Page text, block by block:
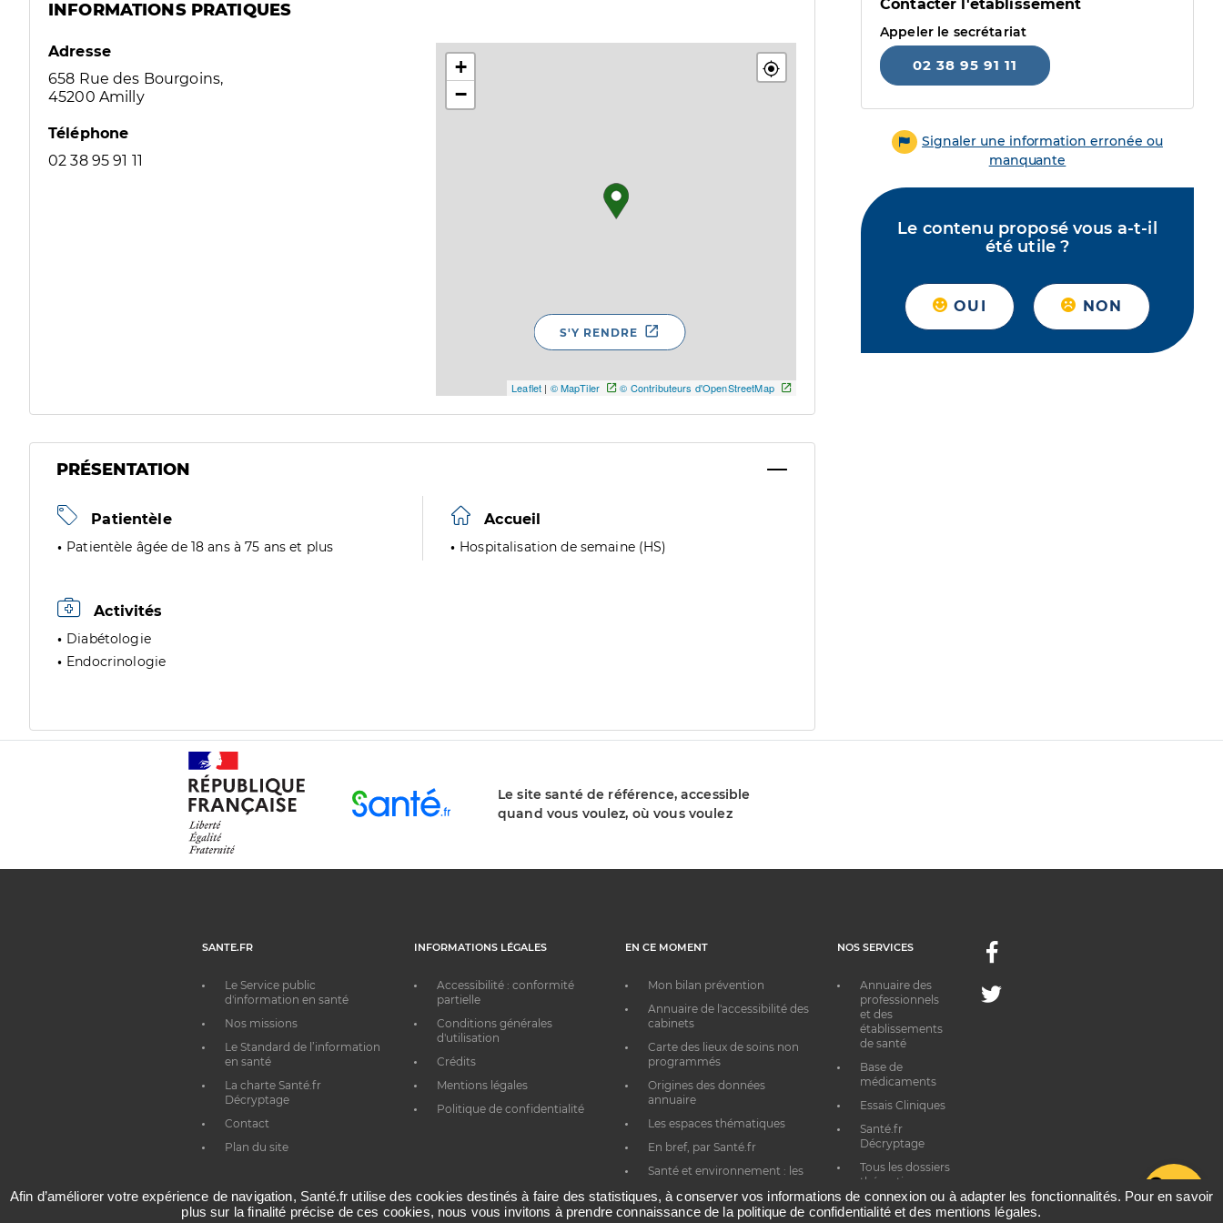
INFORMATIONS PRATIQUES
Adresse
658 Rue des Bourgoins,
45200 Amilly
Téléphone
02 38 95 91 11
+
−
Leaflet | © MapTiler © Contributeurs d'OpenStreetMap
S'Y RENDRE
PRÉSENTATION
Patientèle
Patientèle âgée de 18 ans à 75 ans et plus
Accueil
Hospitalisation de semaine (HS)
Activités
Diabétologie
Endocrinologie
Contacter l'établissement
Appeler le secrétariat
02 38 95 91 11
Signaler une information erronée ou
manquante
Le contenu proposé vous a-t-il
été utile ?
OUI NON
Le site santé de référence, accessible
quand vous voulez, où vous voulez
SANTE.FR
Le Service public
d'information en santé
Nos missions
Le Standard de l’information
en santé
La charte Santé.fr
Décryptage
Contact
Plan du site
INFORMATIONS LÉGALES
Accessibilité : conformité
partielle
Conditions générales
d'utilisation
Crédits
Mentions légales
Politique de confidentialité
EN CE MOMENT
Mon bilan prévention
Annuaire de l'accessibilité des
cabinets
Carte des lieux de soins non
programmés
Origines des données
annuaire
Les espaces thématiques
En bref, par Santé.fr
Santé et environnement : les
NOS SERVICES
Annuaire des
professionnels
et des
établissements
de santé
Base de
médicaments
Essais Cliniques
Santé.fr
Décryptage
Tous les dossiers
thématiques
Facebook
Twitter
Afin d’améliorer votre expérience de navigation, Santé.fr utilise des cookies destinés à faire des statistiques, à conserver vos informations de connexion ou à adapter les fonctionnalités. Pour en savoir
plus sur la finalité précise de ces cookies, nous vous invitons à prendre connaissance de la politique de confidentialité et des mentions légales.